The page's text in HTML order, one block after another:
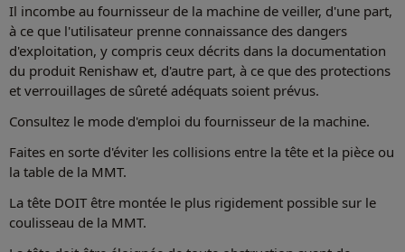
Il incombe au fournisseur de la machine de veiller, d'une part,
à ce que l'utilisateur prenne connaissance des dangers
d'exploitation, y compris ceux décrits dans la documentation
du produit Renishaw et, d'autre part, à ce que des protections
et verrouillages de sûreté adéquats soient prévus.
Consultez le mode d'emploi du fournisseur de la machine.
Faites en sorte d'éviter les collisions entre la tête et la pièce ou
la table de la MMT.
La tête DOIT être montée le plus rigidement possible sur le
coulisseau de la MMT.